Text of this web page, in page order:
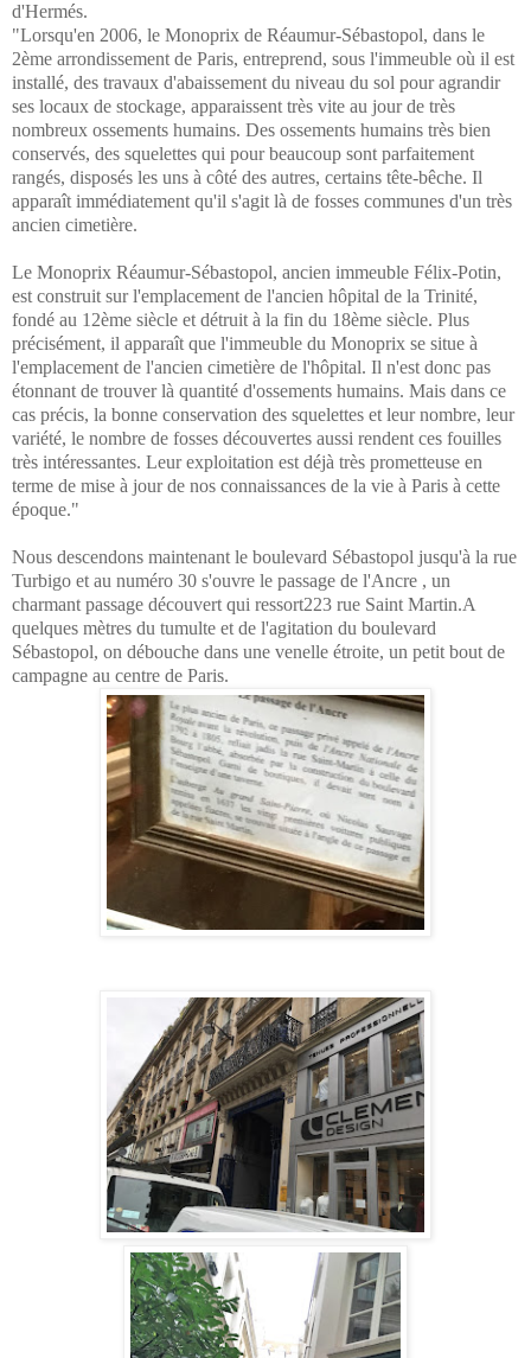
d'Hermés.
"Lorsqu'en 2006, le Monoprix de Réaumur-Sébastopol, dans le
2ème arrondissement de Paris, entreprend, sous l'immeuble où il est
installé, des travaux d'abaissement du niveau du sol pour agrandir
ses locaux de stockage, apparaissent très vite au jour de très
nombreux ossements humains. Des ossements humains très bien
conservés, des squelettes qui pour beaucoup sont parfaitement
rangés, disposés les uns à côté des autres, certains tête-bêche. Il
apparaît immédiatement qu'il s'agit là de fosses communes d'un très
ancien cimetière.
Le Monoprix Réaumur-Sébastopol, ancien immeuble Félix-Potin,
est construit sur l'emplacement de l'ancien hôpital de la Trinité,
fondé au 12ème siècle et détruit à la fin du 18ème siècle. Plus
précisément, il apparaît que l'immeuble du Monoprix se situe à
l'emplacement de l'ancien cimetière de l'hôpital. Il n'est donc pas
étonnant de trouver là quantité d'ossements humains. Mais dans ce
cas précis, la bonne conservation des squelettes et leur nombre, leur
variété, le nombre de fosses découvertes aussi rendent ces fouilles
très intéressantes. Leur exploitation est déjà très prometteuse en
terme de mise à jour de nos connaissances de la vie à Paris à cette
époque."
Nous descendons maintenant le boulevard Sébastopol jusqu'à la rue
Turbigo et au numéro 30 s'ouvre le passage de l'Ancre , un
charmant passage découvert qui ressort223 rue Saint Martin.A
quelques mètres du tumulte et de l'agitation du boulevard
Sébastopol, on débouche dans une venelle étroite, un petit bout de
campagne au centre de Paris.